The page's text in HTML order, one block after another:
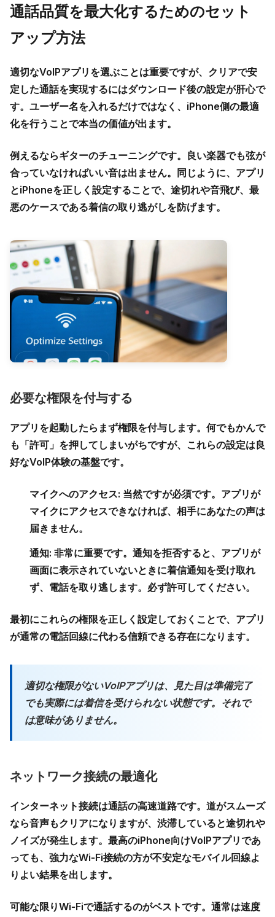
通話品質を最大化するためのセット
アップ方法
適切なVoIPアプリを選ぶことは重要ですが、クリアで安
定した通話を実現するにはダウンロード後の設定が肝心で
す。ユーザー名を入れるだけではなく、iPhone側の最適
化を行うことで本当の価値が出ます。
例えるならギターのチューニングです。良い楽器でも弦が
合っていなければいい音は出ません。同じように、アプリ
とiPhoneを正しく設定することで、途切れや音飛び、最
悪のケースである着信の取り逃がしを防げます。
必要な権限を付与する
アプリを起動したらまず権限を付与します。何でもかんで
も「許可」を押してしまいがちですが、これらの設定は良
好なVoIP体験の基盤です。
マイクへのアクセス: 当然ですが必須です。アプリが
マイクにアクセスできなければ、相手にあなたの声は
届きません。
通知: 非常に重要です。通知を拒否すると、アプリが
画面に表示されていないときに着信通知を受け取れ
ず、電話を取り逃します。必ず許可してください。
最初にこれらの権限を正しく設定しておくことで、アプリ
が通常の電話回線に代わる信頼できる存在になります。
適切な権限がないVoIPアプリは、見た目は準備完了
でも実際には着信を受けられない状態です。それで
は意味がありません。
ネットワーク接続の最適化
インターネット接続は通話の高速道路です。道がスムーズ
なら音声もクリアになりますが、渋滞していると途切れや
ノイズが発生します。最高のiPhone向けVoIPアプリであ
っても、強力なWi‑Fi接続の方が不安定なモバイル回線よ
りよい結果を出します。
可能な限りWi‑Fiで通話するのがベストです。通常は速度